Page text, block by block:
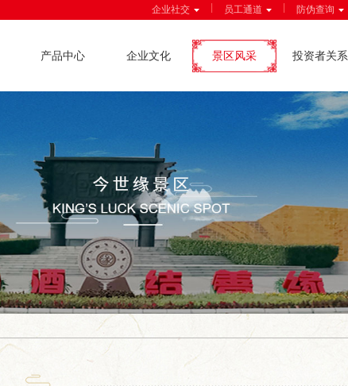
企业社交 员工通道 防伪查询
产品中心 企业文化 景区风采 投资者关系